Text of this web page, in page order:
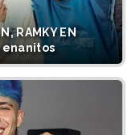
RAMKY EN
enanitos